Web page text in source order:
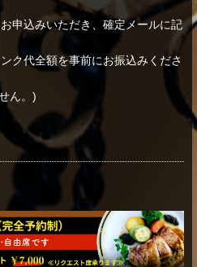
申込みいただき、確定メールに記
ク代全額を事前にお振込みくださ
ん。)